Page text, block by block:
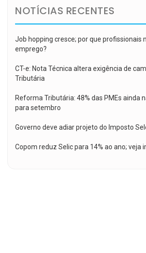
NOTÍCIAS RECENTES
Job hopping cresce; por que profissionais
emprego?
CT-e: Nota Técnica altera exigência de
Tributária
Reforma Tributária: 48% das PMEs ainda
para setembro
Governo deve adiar projeto do Imposto
Copom reduz Selic para 14% ao ano; veja